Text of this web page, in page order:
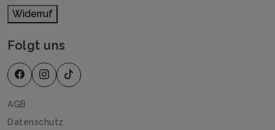
Widerruf
Folgt uns
AGB
Datenschutz